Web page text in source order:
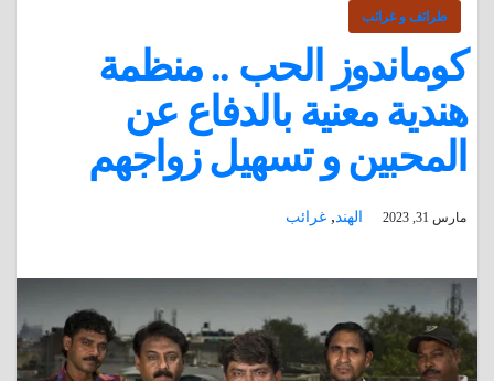
طرائف و غرائب
كوماندوز الحب .. منظمة
هندية معنية بالدفاع عن
المحبين و تسهيل زواجهم
مارس 31, 2023 الهند, غرائب